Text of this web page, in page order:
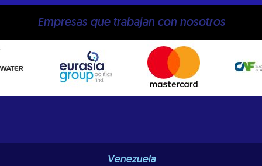
Empresas que trabajan con nosotros
Venezuela